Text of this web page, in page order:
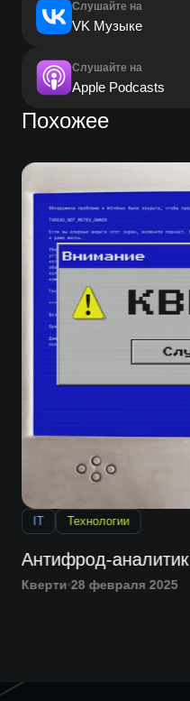
Слушайте на
VK Музыке
Слушайте на
Apple Podcasts
Похожее
IT Технологии
Антифрод-аналитик
Кверти 28 февраля 2025